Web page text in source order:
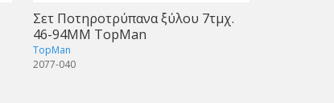
Σετ Ποτηροτρύπανα ξύλου 7τμχ.
46-94ΜΜ TopMan
TopMan
2077-040